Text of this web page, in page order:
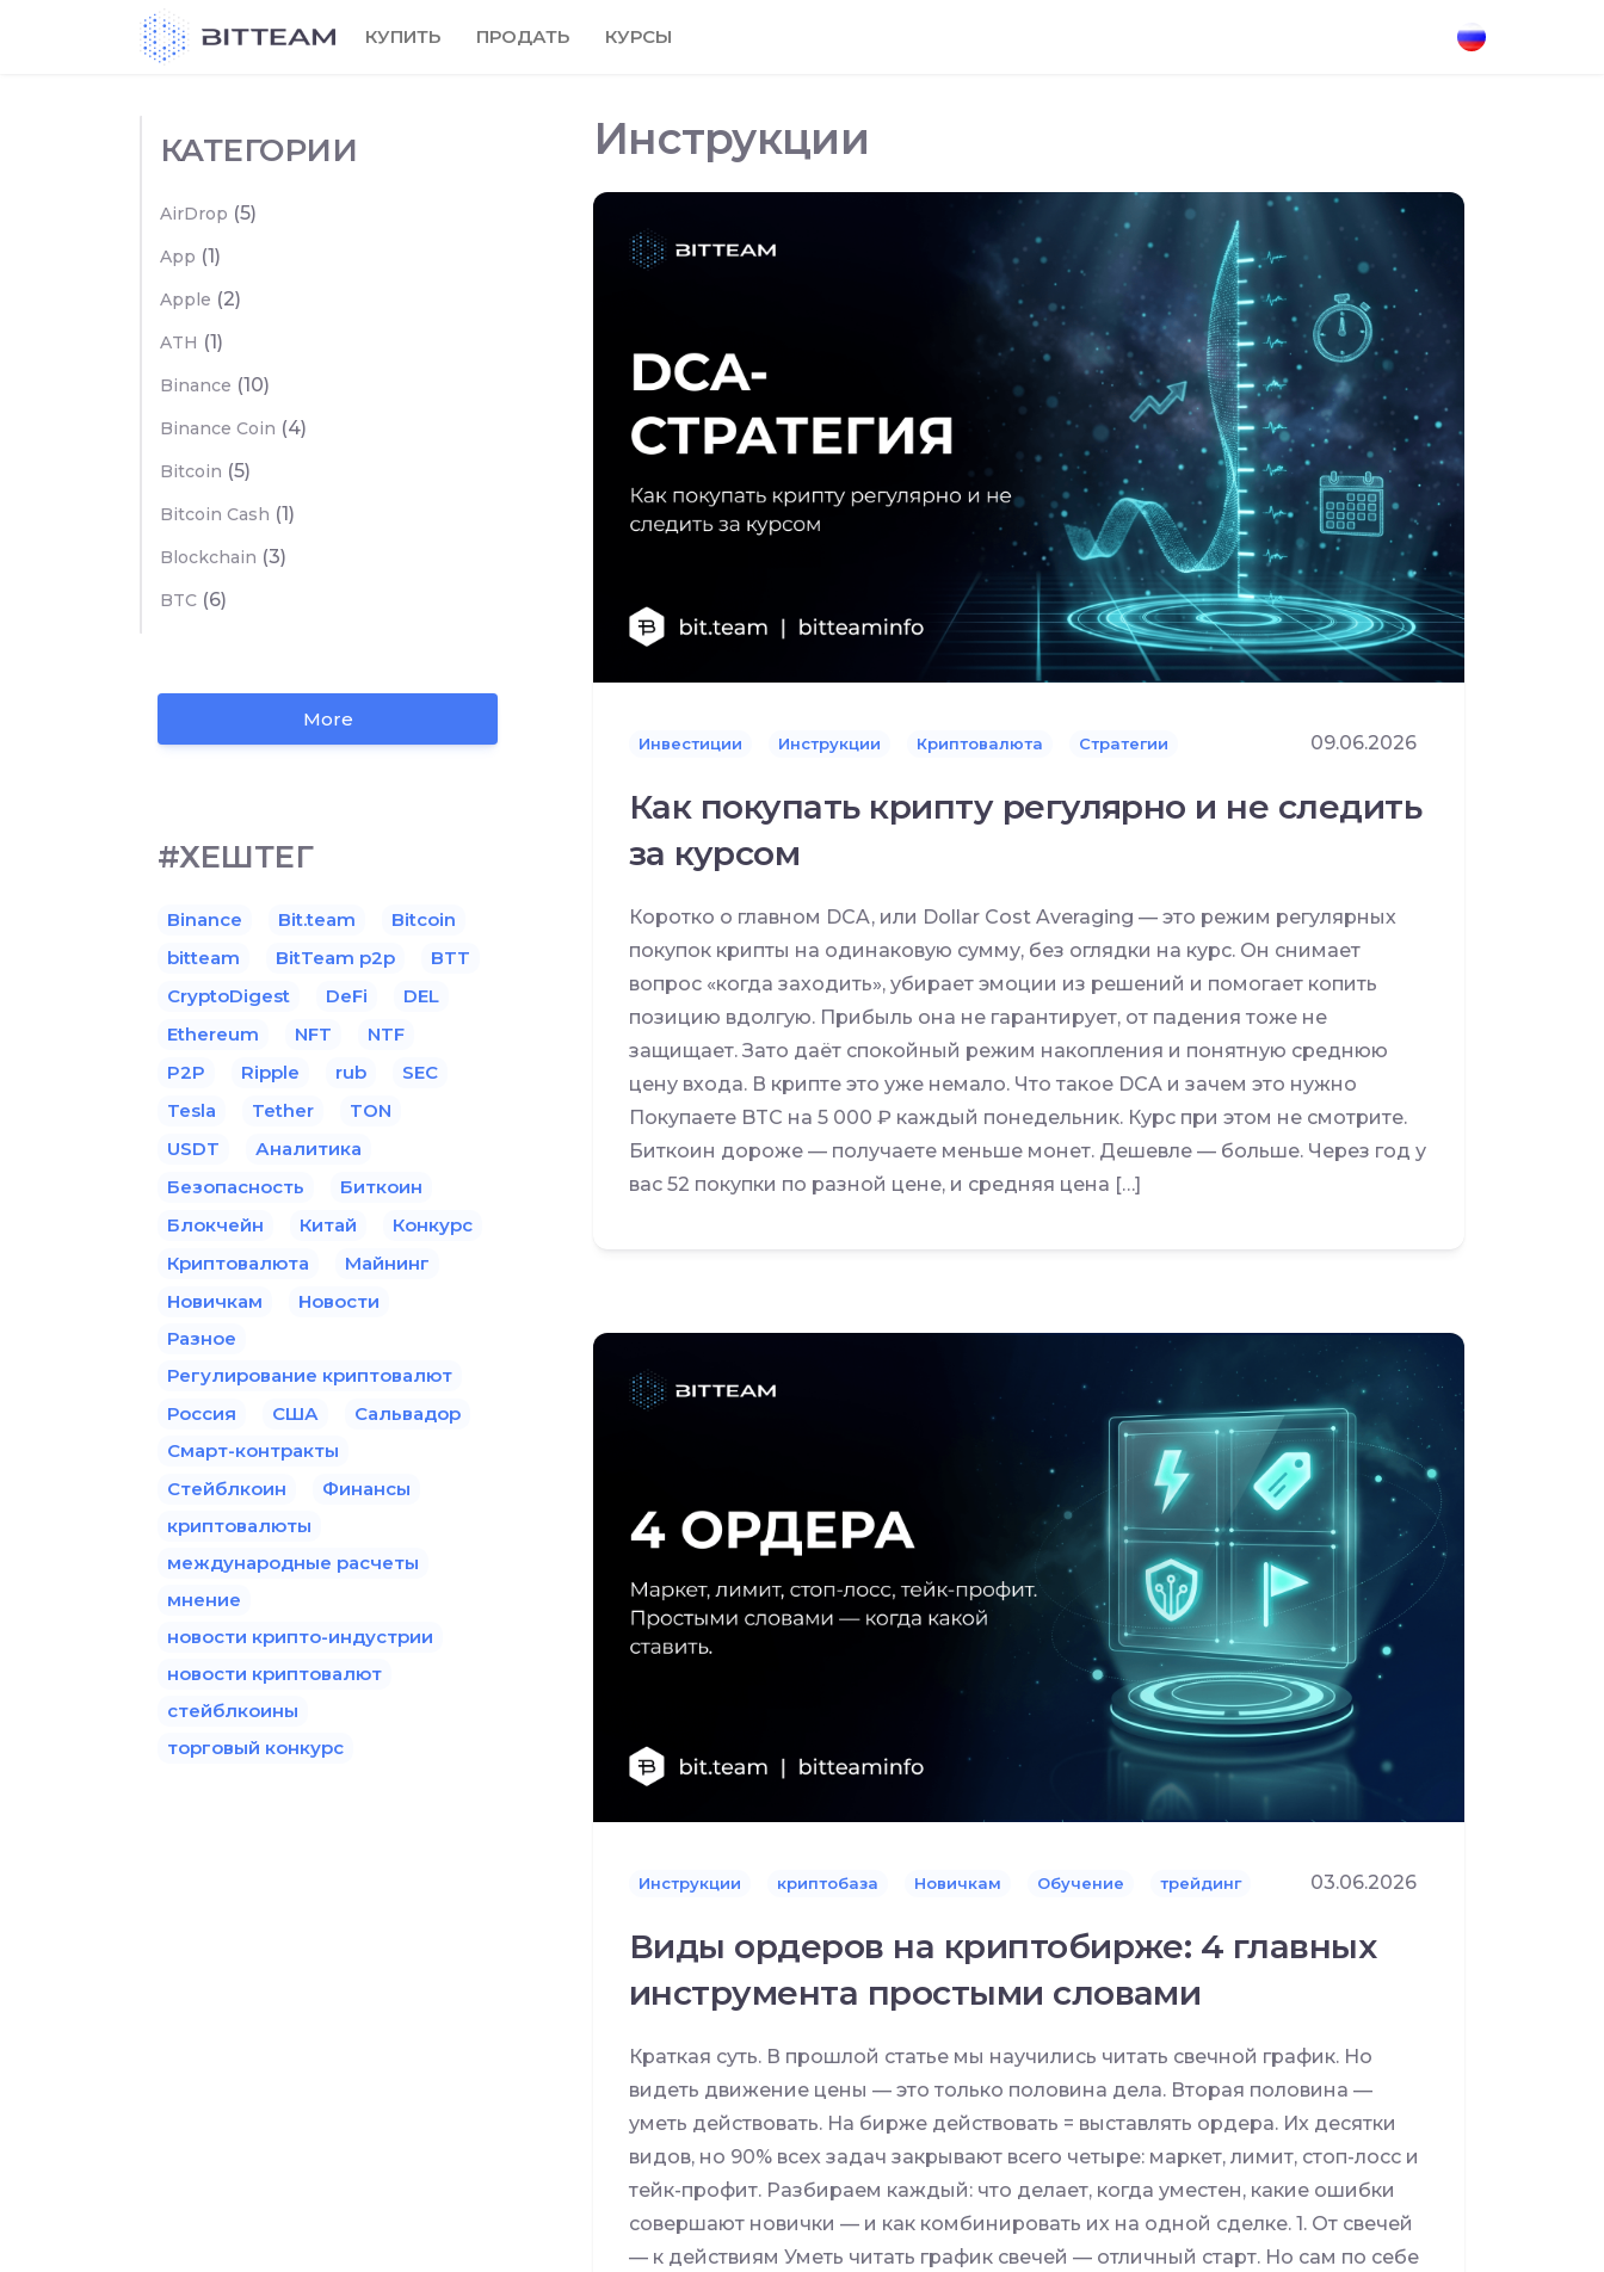
КУПИТЬ ПРОДАТЬ КУРСЫ
Инструкции
Инвестиции Инструкции Криптовалюта Стратегии 09.06.2026
Как покупать крипту регулярно и не следить
за курсом
Коротко о главном DCA, или Dollar Cost Averaging — это режим регулярных
покупок крипты на одинаковую сумму, без оглядки на курс. Он снимает
вопрос «когда заходить», убирает эмоции из решений и помогает копить
позицию вдолгую. Прибыль она не гарантирует, от падения тоже не
защищает. Зато даёт спокойный режим накопления и понятную среднюю
цену входа. В крипте это уже немало. Что такое DCA и зачем это нужно
Покупаете BTC на 5 000 ₽ каждый понедельник. Курс при этом не смотрите.
Биткоин дороже — получаете меньше монет. Дешевле — больше. Через год у
вас 52 покупки по разной цене, и средняя цена […]
Инструкции криптобаза Новичкам Обучение трейдинг 03.06.2026
Виды ордеров на криптобирже: 4 главных
инструмента простыми словами
Краткая суть. В прошлой статье мы научились читать свечной график. Но
видеть движение цены — это только половина дела. Вторая половина —
уметь действовать. На бирже действовать = выставлять ордера. Их десятки
видов, но 90% всех задач закрывают всего четыре: маркет, лимит, стоп-лосс и
тейк-профит. Разбираем каждый: что делает, когда уместен, какие ошибки
совершают новички — и как комбинировать их на одной сделке. 1. От свечей
— к действиям Уметь читать график свечей — отличный старт. Но сам по себе
КАТЕГОРИИ
AirDrop (5)
App (1)
Apple (2)
ATH (1)
Binance (10)
Binance Coin (4)
Bitcoin (5)
Bitcoin Cash (1)
Blockchain (3)
BTC (6)
More
#ХЕШТЕГ
Binance Bit.team
Bitcoin
bitteam
BitTeam p2p
BTT
CryptoDigest
DeFi
DEL
Ethereum
NFT
NTF
P2P
Ripple rub
SEC
Tesla
Tether
TON
USDT
Аналитика
Безопасность
Биткоин
Блокчейн
Китай
Конкурс
Криптовалюта
Майнинг
Новичкам
Новости
Разное
Регулирование криптовалют
Россия
США
Сальвадор
Смарт-контракты
Стейблкоин
Финансы
криптовалюты
международные расчеты
мнение
новости крипто-индустрии
новости криптовалют
стейблкоины
торговый конкурс